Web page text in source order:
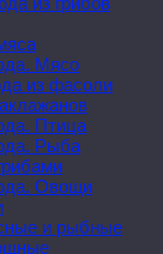
Мясо
из фасоли
Птица
Рыба
Овощи
и рыбные